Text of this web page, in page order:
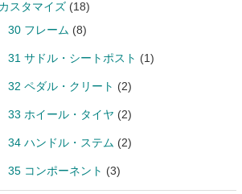
スタマイズ(18)
30 フレーム (8)
31 サドル・シートポスト (1)
32 ペダル・クリート (2)
33 ホイール・タイヤ (2)
34 ハンドル・ステム (2)
35 コンポーネント (3)